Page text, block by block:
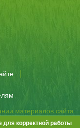
материалов сайта
корректной работы